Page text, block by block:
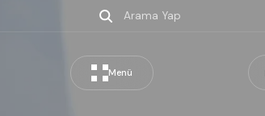
Menü